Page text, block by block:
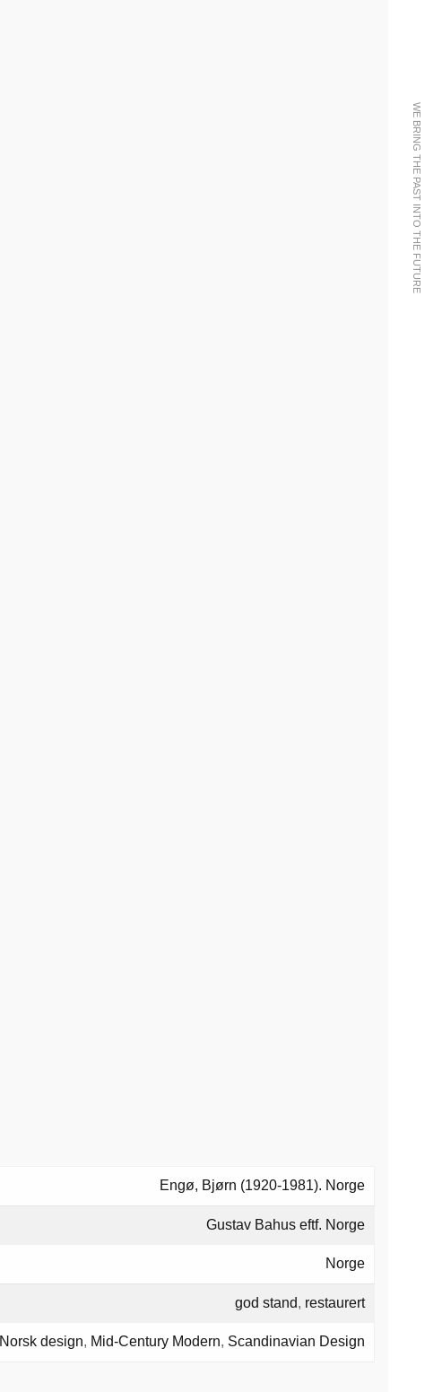
WE BRING THE PAST INTO THE FUTURE
Engø, Bjørn (1920-1981). Norge
Gustav Bahus eftf. Norge
Norge
god stand, restaurert
Norsk design, Mid-Century Modern, Scandinavian Design